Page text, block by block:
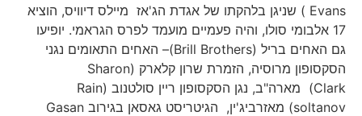
Evans ) שניגן בלהקתו של אגדת הג'אז מיילס דיוויס, הוציא
17 אלבומי סולו, והיה פעמיים מועמד לפרס הגראמי. יופיעו
גם האחים בריל (Brill Brothers)– האחים התאומים נגני
הסקסופון מרוסיה, הזמרת שרון קלארק (Sharon
Clark) מארה"ב, נגן הסקסופון ריין סולטנוב (Rain
soltanov) מאזרביג'ין, הגיטריסט גאסאן בגירוב Gasan